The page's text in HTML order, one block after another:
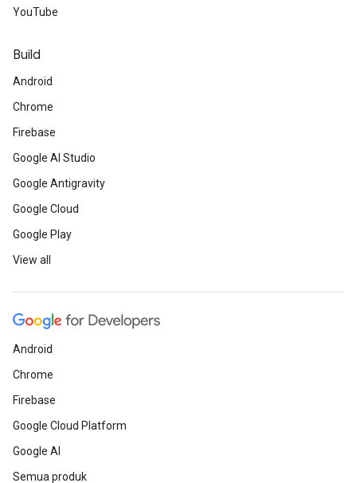
YouTube
Build
Android
Chrome
Firebase
Google AI Studio
Google Antigravity
Google Cloud
Google Play
View all
Android
Chrome
Firebase
Google Cloud Platform
Google AI
Semua produk